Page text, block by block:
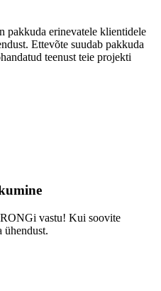
erinevatele klientidele
Ettevõte suudab pakkuda
teenust teie projekti
vastu! Kui soovite
ühendust.